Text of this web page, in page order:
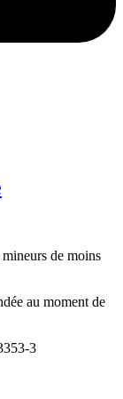
de moins
au moment de
3